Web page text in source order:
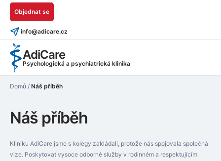
AdiCare
Psychologická a psychiatrická klinika
Objednat se
info@adicare.cz
Domů / Náš příběh
Náš příběh
Kliniku AdiCare jsme s kolegy zakládali, protože nás spojovala společná
vize. Poskytovat vysoce odborné služby v rodinném a respektujícím